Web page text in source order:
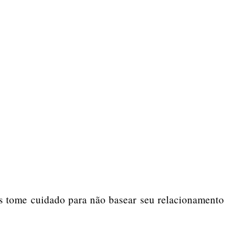
cuidado para não basear seu relacionamento